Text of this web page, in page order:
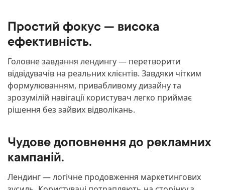
Простий фокус — висока
ефективність.
Головне завдання лендингу — перетворити
відвідувачів на реальних клієнтів. Завдяки чітким
формулюванням, привабливому дизайну та
зрозумілій навігації користувач легко приймає
рішення без зайвих відволікань.
Чудове доповнення до рекламних
кампаній.
Лендинг — логічне продовження маркетингових